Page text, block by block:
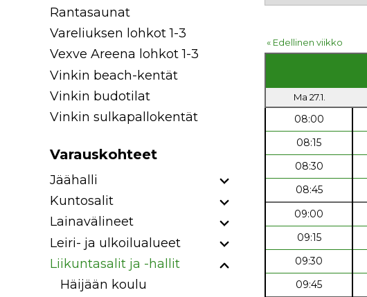
Rantasaunat
Vareliuksen lohkot 1-3
Vexve Areena lohkot 1-3
Vinkin beach-kentät
Vinkin budotilat
Vinkin sulkapallokentät
Varauskohteet
Jäähalli
Kuntosalit
Lainavälineet
Leiri- ja ulkoilualueet
Liikuntasalit ja -hallit
Häijään koulu
« Edellinen viikko
Ma 27.1.
08:00
08:15
08:30
08:45
09:00
09:15
09:30
09:45